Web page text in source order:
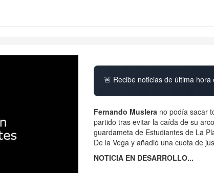
🚨 Recibe noticias de última
Fernando Muslera no podía sacar
partido tras evitar la caída de su
guardameta de Estudiantes de La
De la Vega y añadió una cuota de
NOTICIA EN DESARROLLO...